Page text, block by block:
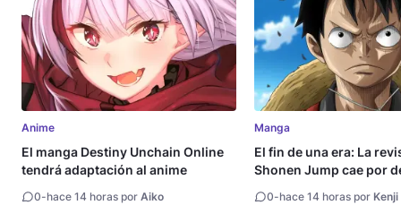
Anime
El manga Destiny Unchain Online
tendrá adaptación al anime
0-hace 14 horas por Aiko
Manga
El fin de una era: La
Shonen Jump cae por
0-hace 14 horas por Kenji